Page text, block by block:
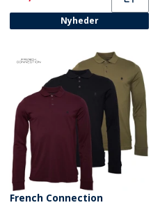
Nyheder
French Connection